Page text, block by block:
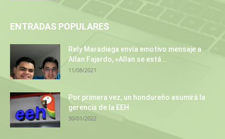
ENTRADAS POPULARES
Rely Maradiaga envía emotivo mensaje a
Allan Fajardo, «Allan se está...
11/08/2021
Por primera vez, un hondureño asumirá la
gerencia de la EEH
30/01/2022